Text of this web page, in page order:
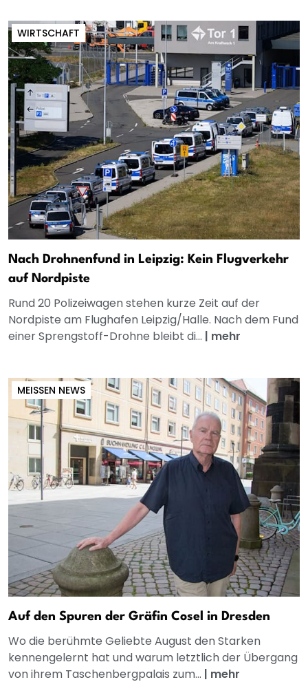
WIRTSCHAFT
Nach Drohnenfund in Leipzig: Kein Flugverkehr
auf Nordpiste
Rund 20 Polizeiwagen stehen kurze Zeit auf der
Nordpiste am Flughafen Leipzig/Halle. Nach dem Fund
einer Sprengstoff-Drohne bleibt di... | mehr
MEISSEN NEWS
Auf den Spuren der Gräfin Cosel in Dresden
Wo die berühmte Geliebte August den Starken
kennengelernt hat und warum letztlich der Übergang
von ihrem Taschenbergpalais zum... | mehr